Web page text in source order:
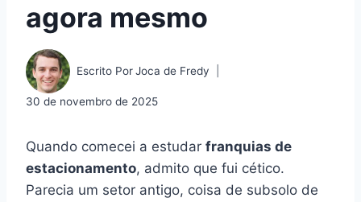
agora mesmo
Escrito PorJoca de Fredy
30 de novembro de 2025
Quando comecei a estudar franquias de
estacionamento, admito que fui cético.
Parecia um setor antigo, coisa de subsolo de